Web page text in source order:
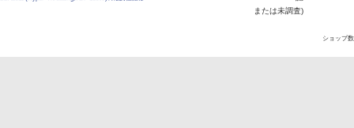
または未調査)
ショップ数